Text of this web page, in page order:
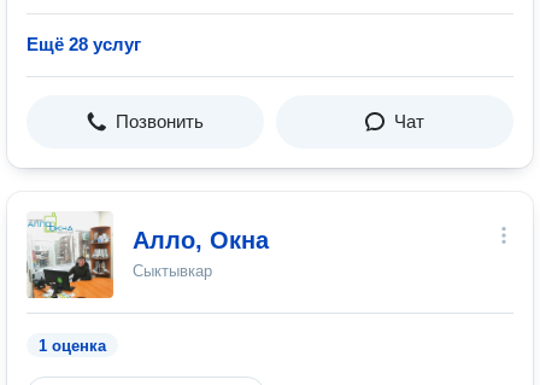
Ещё 28 услуг
Позвонить Чат
Алло, Окна
Сыктывкар
1 оценка